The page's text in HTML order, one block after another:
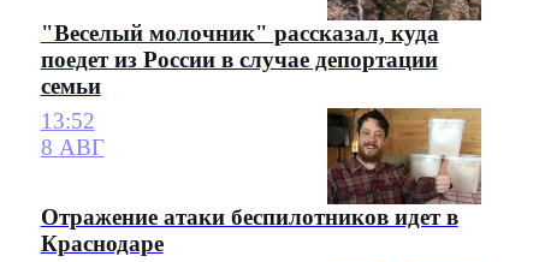
"Веселый молочник" рассказал, куда
поедет из России в случае депортации
семьи
13:52
8 АВГ
Отражение атаки беспилотников идет в
Краснодаре